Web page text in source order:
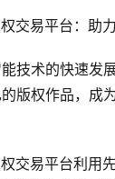
交易平台：助
技术的快速发
版权作品，成
交易平台利用